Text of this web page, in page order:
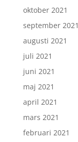
oktober 2021
september 2021
augusti 2021
juli 2021
juni 2021
maj 2021
april 2021
mars 2021
februari 2021